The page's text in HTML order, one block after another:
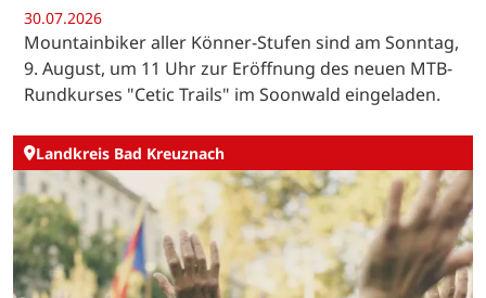
30.07.2026
Mountainbiker aller Könner-Stufen sind am Sonntag,
9. August, um 11 Uhr zur Eröffnung des neuen MTB-
Rundkurses "Cetic Trails" im Soonwald eingeladen.
Landkreis Bad Kreuznach